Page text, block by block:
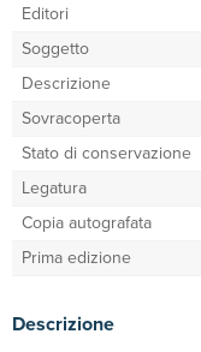
Editori
Soggetto
Descrizione
Sovracoperta
Stato di conservazione
Legatura
Copia autografata
Prima edizione
Descrizione